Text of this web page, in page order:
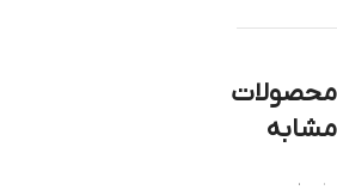
محصولات
مشابه